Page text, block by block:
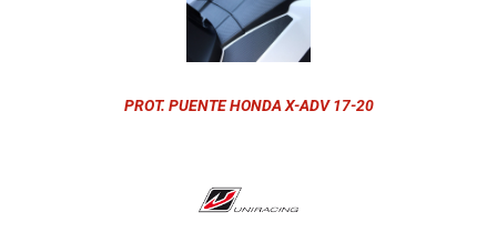
PROT. PUENTE HONDA X-ADV 17-20